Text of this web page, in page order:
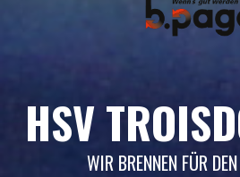
HSV
WIR BRENNEN FÜR